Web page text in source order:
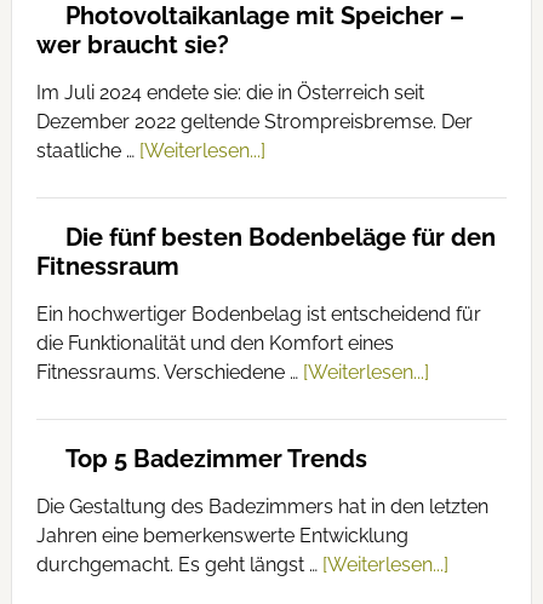
Photovoltaikanlage mit Speicher –
wer braucht sie?
Im Juli 2024 endete sie: die in Österreich seit
Dezember 2022 geltende Strompreisbremse. Der
staatliche … [Weiterlesen...]
Die fünf besten Bodenbeläge für den
Fitnessraum
Ein hochwertiger Bodenbelag ist entscheidend für
die Funktionalität und den Komfort eines
Fitnessraums. Verschiedene … [Weiterlesen...]
Top 5 Badezimmer Trends
Die Gestaltung des Badezimmers hat in den letzten
Jahren eine bemerkenswerte Entwicklung
durchgemacht. Es geht längst … [Weiterlesen...]